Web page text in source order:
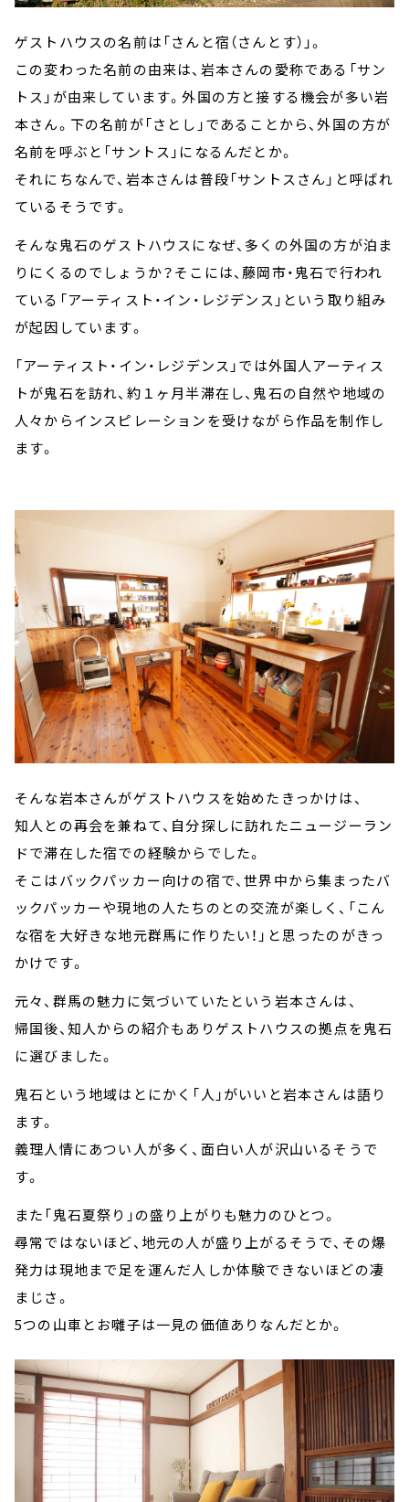
ゲストハウスの名前は「さんと宿（さんとす）」。
この変わった名前の由来は、岩本さんの愛称である「サン
トス」が由来しています。外国の方と接する機会が多い岩
本さん。下の名前が「さとし」であることから、外国の方が
名前を呼ぶと「サントス」になるんだとか。
それにちなんで、岩本さんは普段「サントスさん」と呼ばれ
ているそうです。
そんな鬼石のゲストハウスになぜ、多くの外国の方が泊ま
りにくるのでしょうか？そこには、藤岡市・鬼石で行われ
ている「アーティスト・イン・レジデンス」という取り組み
が起因しています。
「アーティスト・イン・レジデンス」では外国人アーティス
トが鬼石を訪れ、約１ヶ月半滞在し、鬼石の自然や地域の
人々からインスピレーションを受けながら作品を制作し
ます。
そんな岩本さんがゲストハウスを始めたきっかけは、
知人との再会を兼ねて、自分探しに訪れたニュージーラン
ドで滞在した宿での経験からでした。
そこはバックパッカー向けの宿で、世界中から集まったバ
ックパッカーや現地の人たちのとの交流が楽しく、「こん
な宿を大好きな地元群馬に作りたい！」と思ったのがきっ
かけです。
元々、群馬の魅力に気づいていたという岩本さんは、
帰国後、知人からの紹介もありゲストハウスの拠点を鬼石
に選びました。
鬼石という地域はとにかく「人」がいいと岩本さんは語り
ます。
義理人情にあつい人が多く、面白い人が沢山いるそうで
す。
また「鬼石夏祭り」の盛り上がりも魅力のひとつ。
尋常ではないほど、地元の人が盛り上がるそうで、その爆
発力は現地まで足を運んだ人しか体験できないほどの凄
まじさ。
5つの山車とお囃子は一見の価値ありなんだとか。